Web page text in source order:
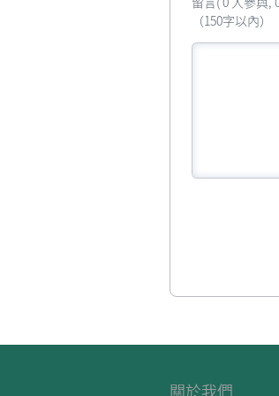
留言( 0 人參與,
（150字以內）